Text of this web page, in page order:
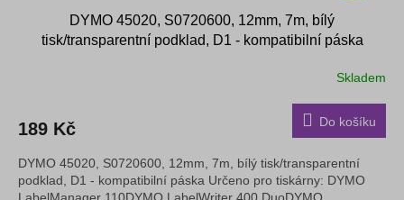
DYMO 45020, S0720600, 12mm, 7m, bílý
tisk/transparentní podklad, D1 - kompatibilní páska
Skladem
189 Kč Do košíku
DYMO 45020, S0720600, 12mm, 7m, bílý tisk/transparentní
podklad, D1 - kompatibilní páska Určeno pro tiskárny: DYMO